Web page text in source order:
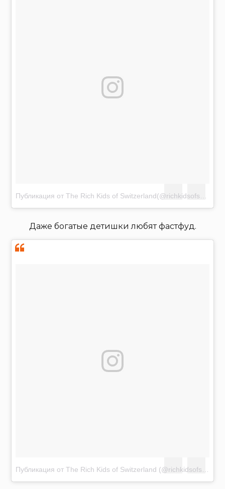
Публикация от The Rich Kids of Switzerland(@richkidsofswiss)
Даже богатые детишки любят фастфуд.
Публикация от The Rich Kids of Switzerland (@richkidsofswiss)